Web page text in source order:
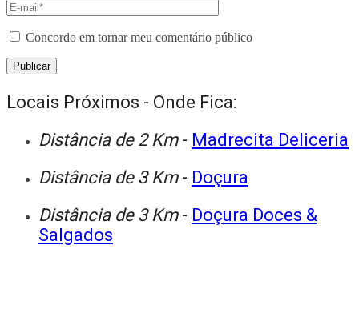
Concordo em tornar meu comentário público
Locais Próximos - Onde Fica:
Distância de 2 Km - Madrecita Deliceria
Distância de 3 Km - Doçura
Distância de 3 Km - Doçura Doces &
Salgados